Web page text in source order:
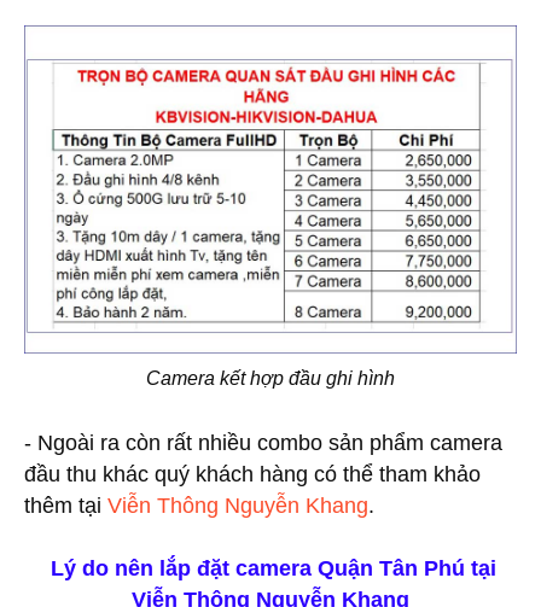
Camera kết hợp đầu ghi hình
- Ngoài ra còn rất nhiều combo sản phẩm camera
đầu thu khác quý khách hàng có thể tham khảo
thêm tại Viễn Thông Nguyễn Khang.
Lý do nên lắp đặt camera Quận Tân Phú tại
Viễn Thông Nguyễn Khang